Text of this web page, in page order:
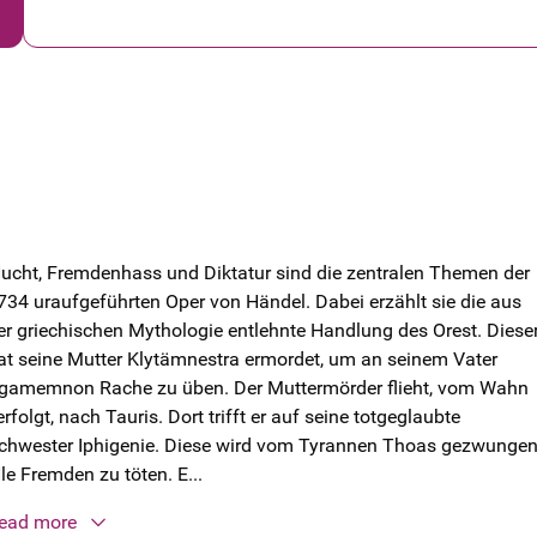
Fremdenhass und Diktatur sind die zentralen Themen der
uraufgeführten Oper von Händel. Dabei erzählt sie die aus
griechischen Mythologie entlehnte Handlung des Orest.
seine Mutter Klytämnestra ermordet, um an seinem Vater
Rache zu üben. Der Muttermörder flieht, vom Wahn
nach Tauris. Dort trifft er auf seine totgeglaubte
Iphigenie. Diese wird vom Tyrannen Thoas
Fremden zu töten. E...
more